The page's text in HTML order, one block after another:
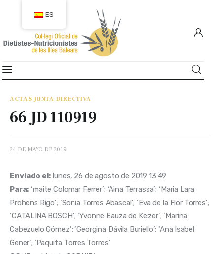
COLEGIADOS
EMPLEO
CIUDADANÍA
RECURSOS
ACTAS JUNTA DIRECTIVA
66 JD 110919
24 DE MAYO DE 2019
Enviado el: lunes, 26 de agosto de 2019 13:49
Para: ‘maite Colomar Ferrer’; ‘Aina Terrassa’; ‘Maria Lara
Prohens Rigo’; ‘Sonia Torres Abascal’; ‘Eva de la Flor Torres’;
‘CATALINA BOSCH’; ‘Yvonne Bauza de Keizer’; ‘Marina
Cabezuelo Gómez’; ‘Georgina Dávila Buriello’; ‘Ana Isabel
Gener’; ‘Paquita Torres Torres’
ES